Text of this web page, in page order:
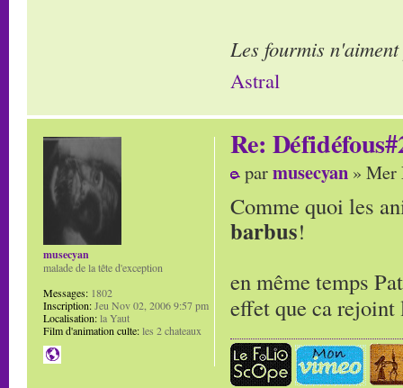
Les fourmis
Astral
Re:
parmusecyan » Mer
Comme quoi les
barbus!
en même temps
effet que ca
musecyan
malade de la tête d'exception
Messages: 1802
Inscription:Jeu Nov 02, 2006 9:57 pm
Localisation:la Yaut
Film d'animation culte:les 2 chateaux